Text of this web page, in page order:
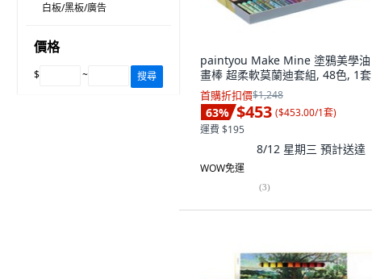
白板/黑板/廣告
價格
$ ~ 搜尋
paintyou Make Mine 塗鴉美學油
畫棒 超柔軟莫蘭迪套組, 48色, 1套
首購折扣價$1,248
63% $453 ($453.00/1套)
運費 $195
8/12 星期三 預計送達
WOW免運
(3)